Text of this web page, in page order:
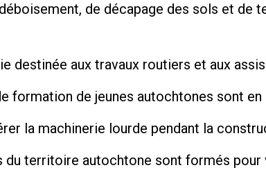
de décapage des sols et de
destinée aux travaux routiers et aux
formation de jeunes autochtones sont en
la machinerie lourde pendant la
territoire autochtone sont formés pour